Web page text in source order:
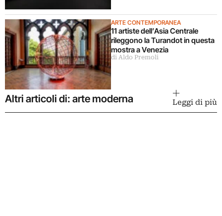
ARTE CONTEMPORANEA
11 artiste dell’Asia Centrale
rileggono la Turandot in questa
mostra a Venezia
di Aldo Premoli
Altri articoli di: arte moderna Leggi di più